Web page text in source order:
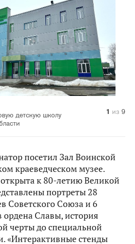
детскую школу
1 из 9
2 из 9
3 из 9
4 из 9
5 из 9
6 из 9
7 из 9
8 из 9
9 из 9
посетил Зал Воинской
краеведческом музее.
к 80-летию Великой
портреты 28
Советского Союза и 6
ордена Славы, история
черты до специальной
«Интерактивные стенды